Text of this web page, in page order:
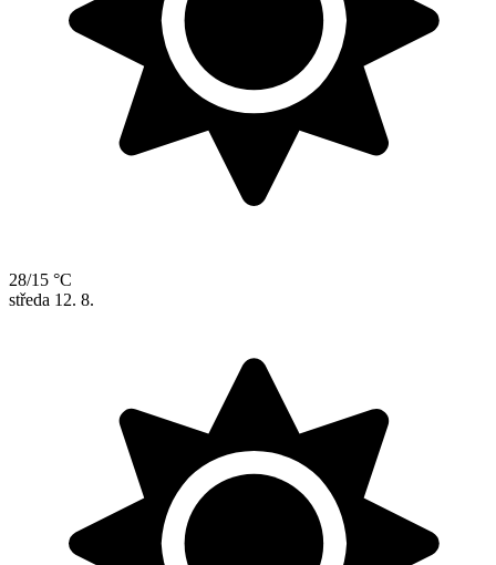
28/15 °C
středa 12. 8.